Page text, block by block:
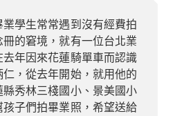
學生常常遇到沒有經費拍
的窘境，就有一位台北業
年因來花蓮騎單車而認識
，從去年開始，就用他的
秀林三棧國小、景美國小
子們拍畢業照，希望送給